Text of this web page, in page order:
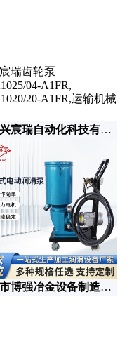
无锡兴宸瑞自动化科技有限公司
启东市博强冶金设备制造有限公司